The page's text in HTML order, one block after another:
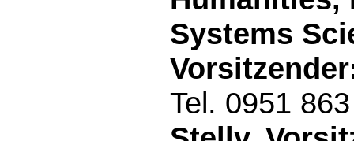
Systems
Tel. 0951